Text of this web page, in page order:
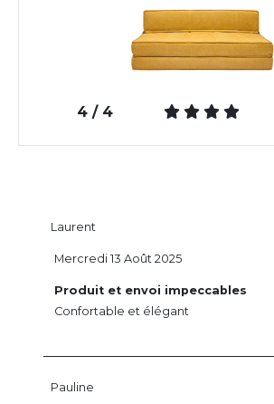
4 / 4
Laurent
Produit et envoi impeccables
Confortable et élégant
Mercredi 13 Août 2025
Pauline